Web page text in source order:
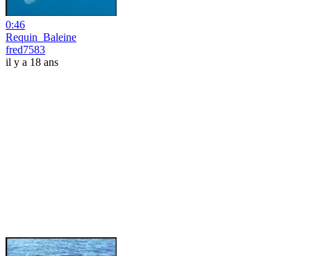
0:46
Requin_Baleine
fred7583
il y a 18 ans